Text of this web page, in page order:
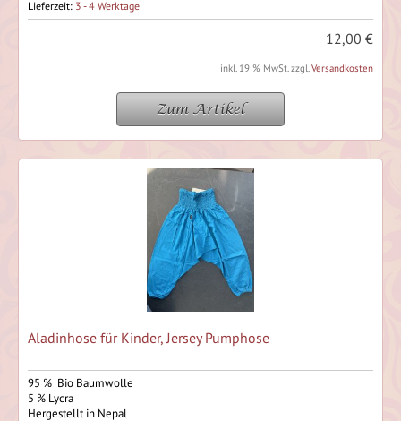
Lieferzeit: 3 - 4 Werktage
12,00 €
inkl. 19 % MwSt. zzgl.Versandkosten
Zum Artikel
Aladinhose für Kinder, Jersey Pumphose
95 % Bio Baumwolle
5 % Lycra
Hergestellt in Nepal